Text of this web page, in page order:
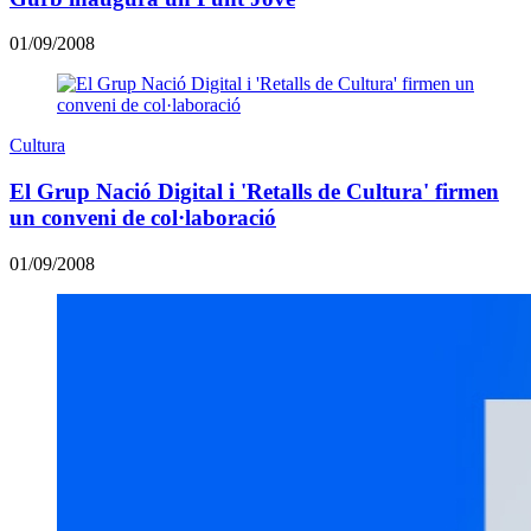
01/09/2008
Cultura
El Grup Nació Digital i 'Retalls de Cultura' firmen
un conveni de col·laboració
01/09/2008